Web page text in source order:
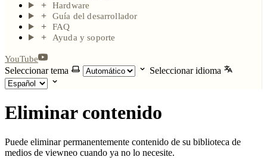
Hardware
Guía del desarrollador
FAQ
Ayuda y soporte
YouTube
Seleccionar tema Seleccionar idioma
Eliminar contenido
Puede eliminar permanentemente contenido de su biblioteca de
medios de viewneo cuando ya no lo necesite.